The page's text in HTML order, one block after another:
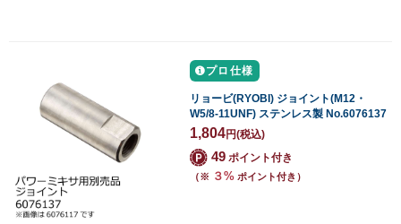
プロ仕様
リョービ(RYOBI) ジョイント(M12・
W5/8-11UNF) ステンレス製 No.6076137
1,804円(税込)
49 ポイント付き
（※ ３% ポイント付き）